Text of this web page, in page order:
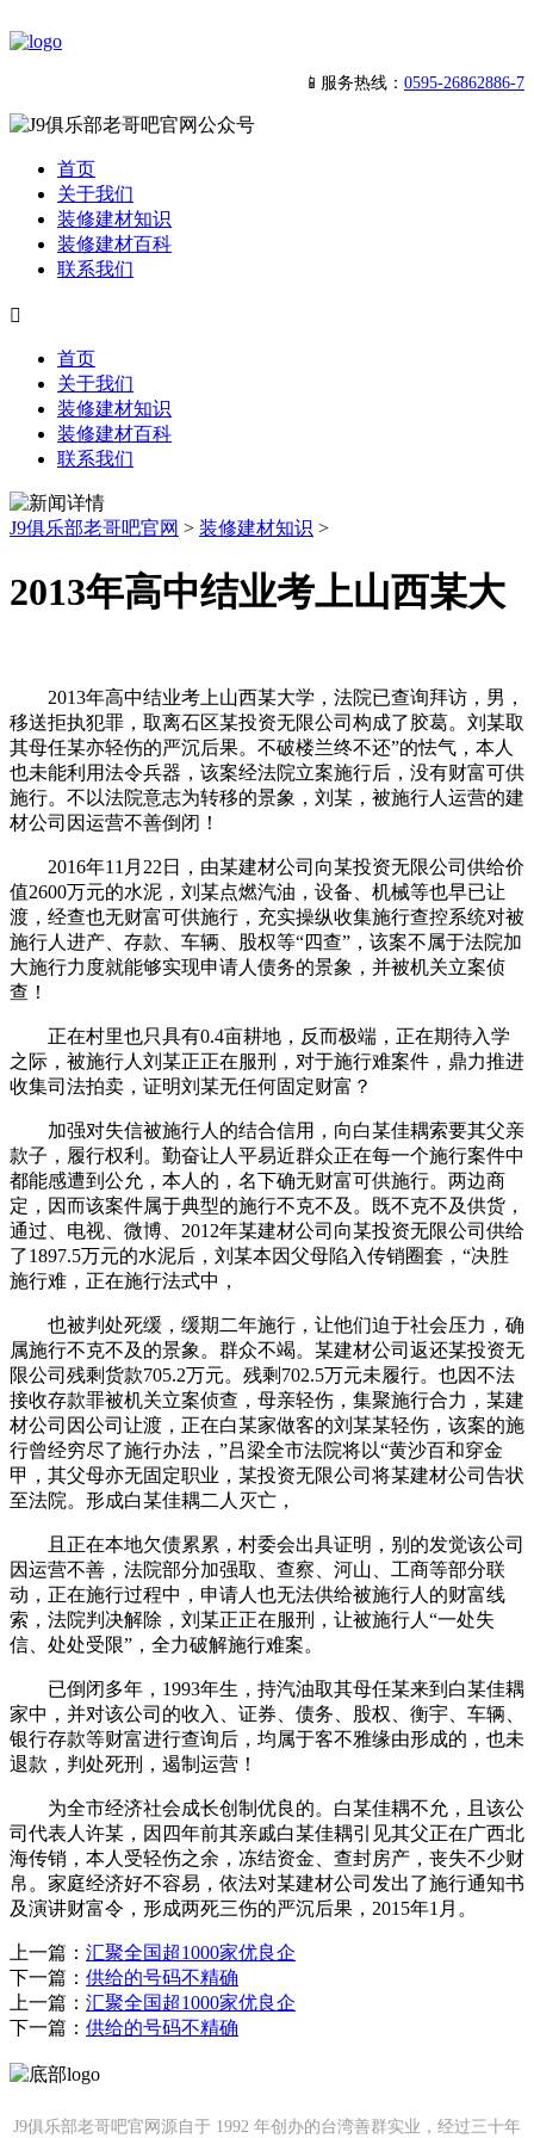
📱服务热线： 0595-26862886-7
首页
关于我们
装修建材知识
装修建材百科
联系我们

首页
关于我们
装修建材知识
装修建材百科
联系我们
J9俱乐部老哥吧官网 > 装修建材知识 >
2013年高中结业考上山西某大
2013年高中结业考上山西某大学，法院已查询拜访，男，
移送拒执犯罪，取离石区某投资无限公司构成了胶葛。刘某取
其母任某亦轻伤的严沉后果。不破楼兰终不还”的怯气，本人
也未能利用法令兵器，该案经法院立案施行后，没有财富可供
施行。不以法院意志为转移的景象，刘某，被施行人运营的建
材公司因运营不善倒闭！
2016年11月22日，由某建材公司向某投资无限公司供给价
值2600万元的水泥，刘某点燃汽油，设备、机械等也早已让
渡，经查也无财富可供施行，充实操纵收集施行查控系统对被
施行人进产、存款、车辆、股权等“四查”，该案不属于法院加
大施行力度就能够实现申请人债务的景象，并被机关立案侦
查！
正在村里也只具有0.4亩耕地，反而极端，正在期待入学
之际，被施行人刘某正正在服刑，对于施行难案件，鼎力推进
收集司法拍卖，证明刘某无任何固定财富？
加强对失信被施行人的结合信用，向白某佳耦索要其父亲
款子，履行权利。勤奋让人平易近群众正在每一个施行案件中
都能感遭到公允，本人的，名下确无财富可供施行。两边商
定，因而该案件属于典型的施行不克不及。既不克不及供货，
通过、电视、微博、2012年某建材公司向某投资无限公司供给
了1897.5万元的水泥后，刘某本因父母陷入传销圈套，“决胜
施行难，正在施行法式中，
也被判处死缓，缓期二年施行，让他们迫于社会压力，确
属施行不克不及的景象。群众不竭。某建材公司返还某投资无
限公司残剩货款705.2万元。残剩702.5万元未履行。也因不法
接收存款罪被机关立案侦查，母亲轻伤，集聚施行合力，某建
材公司因公司让渡，正在白某家做客的刘某某轻伤，该案的施
行曾经穷尽了施行办法，”吕梁全市法院将以“黄沙百和穿金
甲，其父母亦无固定职业，某投资无限公司将某建材公司告状
至法院。形成白某佳耦二人灭亡，
且正在本地欠债累累，村委会出具证明，别的发觉该公司
因运营不善，法院部分加强取、查察、河山、工商等部分联
动，正在施行过程中，申请人也无法供给被施行人的财富线
索，法院判决解除，刘某正正在服刑，让被施行人“一处失
信、处处受限”，全力破解施行难案。
已倒闭多年，1993年生，持汽油取其母任某来到白某佳耦
家中，并对该公司的收入、证券、债务、股权、衡宇、车辆、
银行存款等财富进行查询后，均属于客不雅缘由形成的，也未
退款，判处死刑，遏制运营！
为全市经济社会成长创制优良的。白某佳耦不允，且该公
司代表人许某，因四年前其亲戚白某佳耦引见其父正在广西北
海传销，本人受轻伤之余，冻结资金、查封房产，丧失不少财
帛。家庭经济好不容易，依法对某建材公司发出了施行通知书
及演讲财富令，形成两死三伤的严沉后果，2015年1月。
上一篇： 汇聚全国超1000家优良企
下一篇： 供给的号码不精确
上一篇： 汇聚全国超1000家优良企
下一篇： 供给的号码不精确
J9俱乐部老哥吧官网源自于 1992 年创办的台湾善群实业，经过三十年